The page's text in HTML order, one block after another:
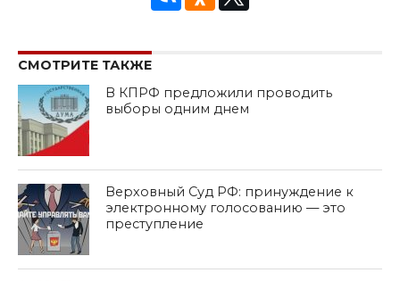
СМОТРИТЕ ТАКЖЕ
В КПРФ предложили проводить
выборы одним днем
Верховный Суд РФ: принуждение к
электронному голосованию — это
преступление